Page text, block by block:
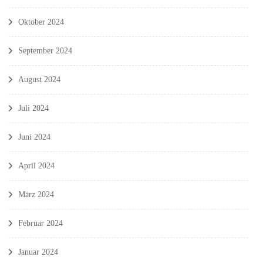
Oktober 2024
September 2024
August 2024
Juli 2024
Juni 2024
April 2024
März 2024
Februar 2024
Januar 2024